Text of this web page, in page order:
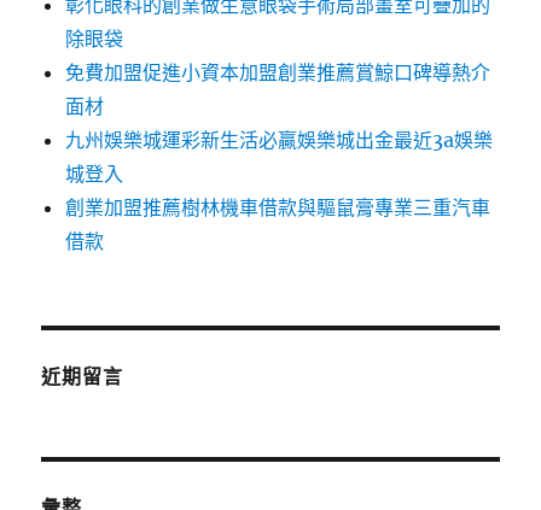
彰化眼科的創業做生意眼袋手術局部畫室可疊加的
除眼袋
免費加盟促進小資本加盟創業推薦賞鯨口碑導熱介
面材
九州娛樂城運彩新生活必贏娛樂城出金最近3a娛樂
城登入
創業加盟推薦樹林機車借款與驅鼠膏專業三重汽車
借款
近期留言